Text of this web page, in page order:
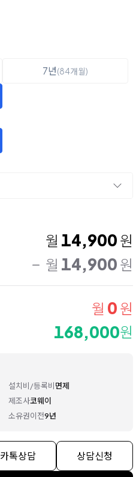
7년(84개월)
월 14,900 원
월 14,900 원
월 0 원
168,000원
설치비/등록비면제
제조사코웨이
소유권이전9년
카톡상담 상담신청